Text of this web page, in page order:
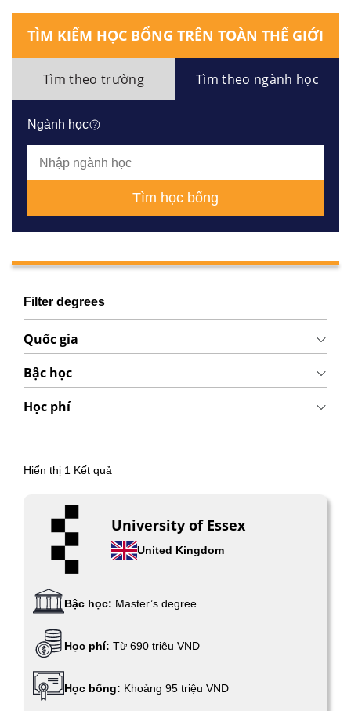
TÌM KIẾM HỌC BỔNG TRÊN TOÀN THẾ GIỚI
Tìm theo trường Tìm theo ngành học
Ngành học
Tìm học bổng
Filter degrees
Quốc gia
Bậc học
Học phí
Hiển thị 1 Kết quả
University of Essex
United Kingdom
Bậc học: Master’s degree
Học phí: Từ 690 triệu VND
Học bổng: Khoảng 95 triệu VND